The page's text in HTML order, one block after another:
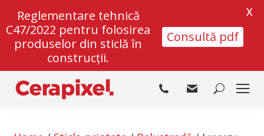
Search:
Reglementare tehnică
C47/2022 pentru folosirea
produselor din sticlă în
construcții.
Consultă pdf
X